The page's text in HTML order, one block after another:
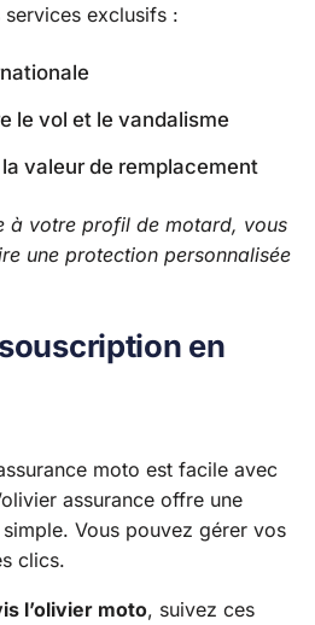
exclusifs :
le vol et le vandalisme
valeur de remplacement
à votre profil de motard, vous
une protection personnalisée
en
moto est facile avec
assurance offre une
Vous pouvez gérer vos
clics.
l’olivier moto, suivez ces